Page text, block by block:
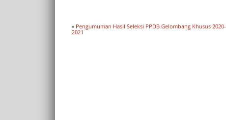
« Pengumuman Hasil Seleksi PPDB Gelombang Khusus 2020-
2021